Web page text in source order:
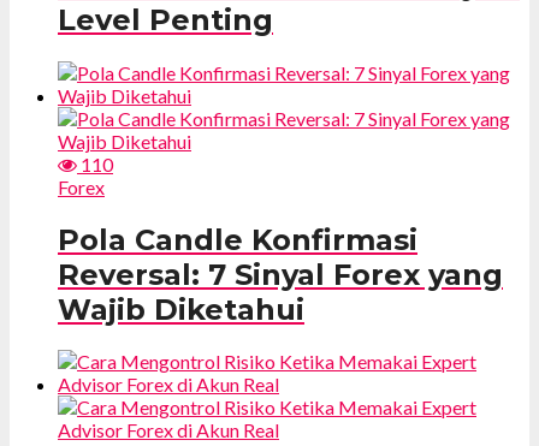
Level Penting
110
Forex
Pola Candle Konfirmasi
Reversal: 7 Sinyal Forex yang
Wajib Diketahui